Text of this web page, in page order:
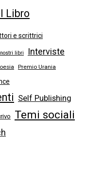
Libro
e scrittrici
I nostri libri Interviste
Premio Urania
Self Publishing
Temi sociali